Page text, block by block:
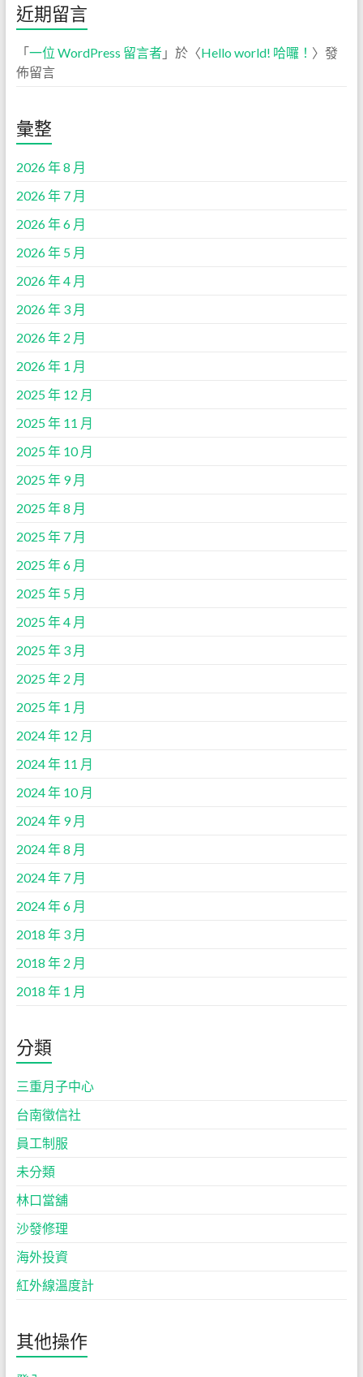
近期留言
「一位 WordPress 留言者」於〈Hello world! 哈囉！ 〉發
佈留言
彙整
2026 年 8 月
2026 年 7 月
2026 年 6 月
2026 年 5 月
2026 年 4 月
2026 年 3 月
2026 年 2 月
2026 年 1 月
2025 年 12 月
2025 年 11 月
2025 年 10 月
2025 年 9 月
2025 年 8 月
2025 年 7 月
2025 年 6 月
2025 年 5 月
2025 年 4 月
2025 年 3 月
2025 年 2 月
2025 年 1 月
2024 年 12 月
2024 年 11 月
2024 年 10 月
2024 年 9 月
2024 年 8 月
2024 年 7 月
2024 年 6 月
2018 年 3 月
2018 年 2 月
2018 年 1 月
分類
三重月子中心
台南徵信社
員工制服
未分類
林口當舖
沙發修理
海外投資
紅外線溫度計
其他操作